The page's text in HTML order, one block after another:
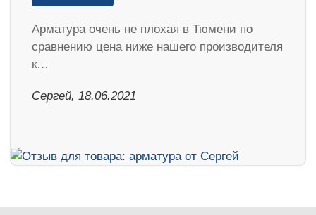
Арматура очень не плохая в Тюмени по
сравнению цена ниже нашего производителя
к…
Сергей, 18.06.2021